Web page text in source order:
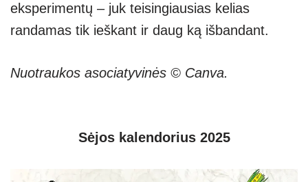
eksperimentų – juk teisingiausias kelias
randamas tik ieškant ir daug ką išbandant.
Nuotraukos asociatyvinės © Canva.
Sėjos kalendorius 2025